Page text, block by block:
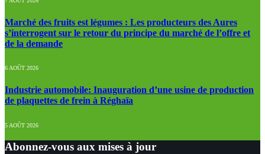
Marché des fruits est légumes : Les producteurs des Aures
s’interrogent sur le retour du principe du marché de l’offre et
de la demande
6 AOÛT 2026
Industrie automobile: Inauguration d’une usine de production
de plaquettes de frein à Réghaïa
5 AOÛT 2026
Abonnez-vous aux mises à jour